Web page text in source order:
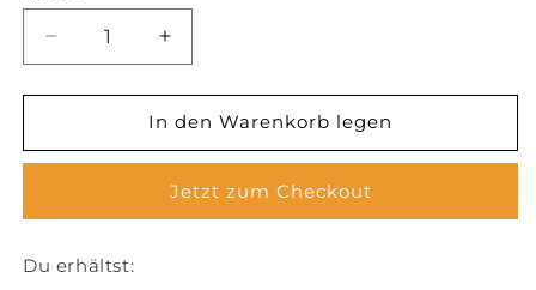
Verringere
die
Menge
DJ
-
Playliste
Erhöhe
die
Menge
für
DJ
Kinderdisco
-
In den Warenkorb legen
Jetzt zum Checkout
Du erhältst: